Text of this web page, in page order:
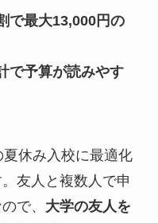
で最大13,000円の
で予算が読みやす
休み入校に最適化
友人と複数人で申
で、 大学の友人を